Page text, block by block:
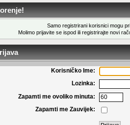
Samo registrirani korisnici mogu
Molimo prijavite se ispod ili registrirajte novi
Korisničko Ime:
Lozinka:
Zapamti me ovoliko minuta:
Zapamti me Zauvijek: